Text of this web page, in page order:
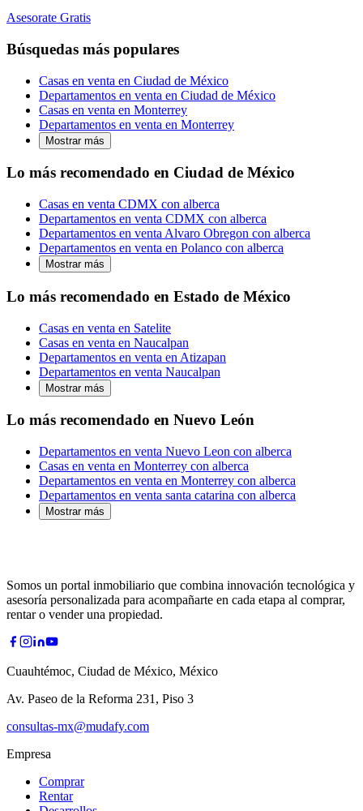
Asesorate Gratis
Búsquedas más populares
Casas en venta en Ciudad de México
Departamentos en venta en Ciudad de México
Casas en venta en Monterrey
Departamentos en venta en Monterrey
Mostrar más
Lo más recomendado en Ciudad de México
Casas en venta CDMX con alberca
Departamentos en venta CDMX con alberca
Departamentos en venta Alvaro Obregon con alberca
Departamentos en venta en Polanco con alberca
Mostrar más
Lo más recomendado en Estado de México
Casas en venta en Satelite
Casas en venta en Naucalpan
Departamentos en venta en Atizapan
Departamentos en venta Naucalpan
Mostrar más
Lo más recomendado en Nuevo León
Departamentos en venta Nuevo Leon con alberca
Casas en venta en Monterrey con alberca
Departamentos en venta en Monterrey con alberca
Departamentos en venta santa catarina con alberca
Mostrar más
Somos un portal inmobiliario que combina innovación tecnológica y
asesoría personalizada para acompañarte en cada etapa al comprar,
rentar o vender una propiedad.
Cuauhtémoc, Ciudad de México, México
Av. Paseo de la Reforma 231, Piso 3
consultas-mx@mudafy.com
Empresa
Comprar
Rentar